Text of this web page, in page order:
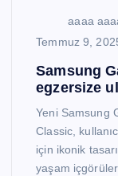
aaaa
Temmuz 9,
Samsung
egzersize
Yeni Samsung
Classic,
için ikonik
yaşam